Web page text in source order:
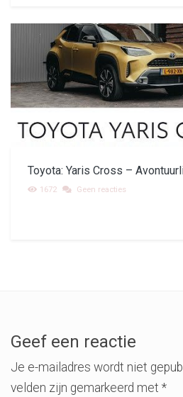
Toyota: Yaris Cross –
1672 Geen reacties
Geef een reactie
Je e-mailadres wordt niet
velden zijn gemarkeerd met *